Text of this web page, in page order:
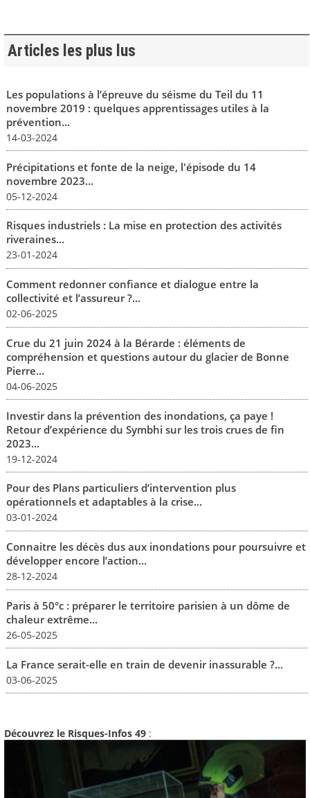
Articles les plus lus
Les populations à l’épreuve du séisme du Teil du 11
novembre 2019 : quelques apprentissages utiles à la
prévention...
14-03-2024
Précipitations et fonte de la neige, l'épisode du 14
novembre 2023...
05-12-2024
Risques industriels : La mise en protection des activités
riveraines...
23-01-2024
Comment redonner confiance et dialogue entre la
collectivité et l’assureur ?...
02-06-2025
Crue du 21 juin 2024 à la Bérarde : éléments de
compréhension et questions autour du glacier de Bonne
Pierre...
04-06-2025
Investir dans la prévention des inondations, ça paye !
Retour d’expérience du Symbhi sur les trois crues de fin
2023...
19-12-2024
Pour des Plans particuliers d’intervention plus
opérationnels et adaptables à la crise...
03-01-2024
Connaitre les décès dus aux inondations pour poursuivre et
développer encore l’action...
28-12-2024
Paris à 50°c : préparer le territoire parisien à un dôme de
chaleur extrême...
26-05-2025
La France serait-elle en train de devenir inassurable ?...
03-06-2025
Découvrez le Risques-Infos 49 :